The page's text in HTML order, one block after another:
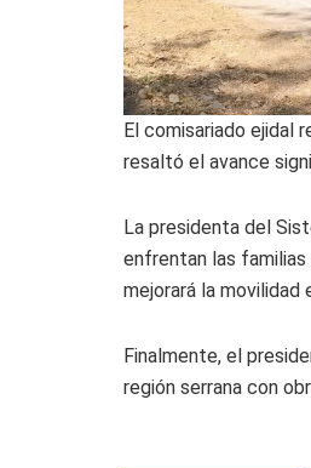
El comisariado ejidal
resaltó el avance
La presidenta del
enfrentan las
mejorará la movilidad
Finalmente, el
región serrana con